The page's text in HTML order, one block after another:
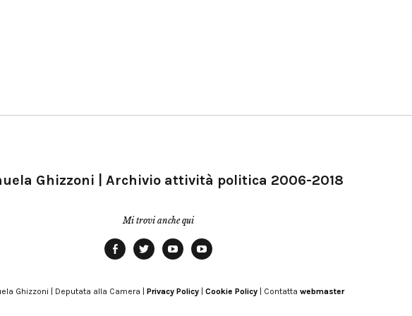
Ghizzoni | Archivio attività politica 2006-2018
Mi trovi anche qui
Modena
Ghizzoni | Deputata alla Camera | Privacy Policy Cookie Policy | Contatta webmaster